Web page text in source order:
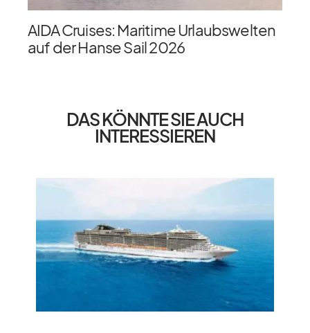
AIDA Cruises: Maritime Urlaubswelten
auf der Hanse Sail 2026
DAS KÖNNTE SIE AUCH
INTERESSIEREN